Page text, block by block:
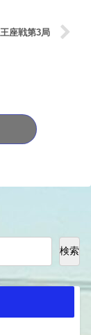
王座戦第3局
検索